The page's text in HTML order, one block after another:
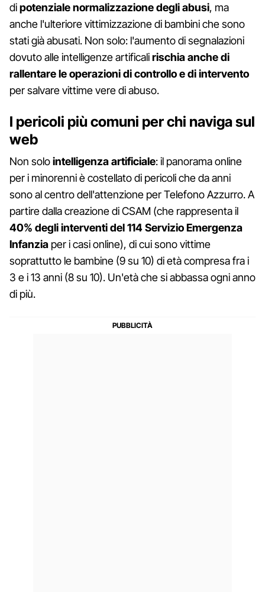
dipotenziale normalizzazione degli abusi, ma
anche l'ulteriore vittimizzazione di bambini che sono
stati già abusati. Non solo: l'aumento di segnalazioni
dovuto alle intelligenze artificalirischia anche di
rallentare le operazioni di controllo e di intervento
per salvare vittime vere di abuso.
I pericoli più comuni per chi naviga sul
web
Non solointelligenza artificiale: il panorama online
per i minorenni è costellato di pericoli che da anni
sono al centro dell'attenzione per Telefono Azzurro. A
partire dalla creazione di CSAM (che rappresenta il
40% degli interventi del 114 Servizio Emergenza
Infanzia per i casi online), di cui sono vittime
soprattutto le bambine (9 su 10) di età compresa fra i
3 e i 13 anni (8 su 10). Un'età che si abbassa ogni anno
di più.